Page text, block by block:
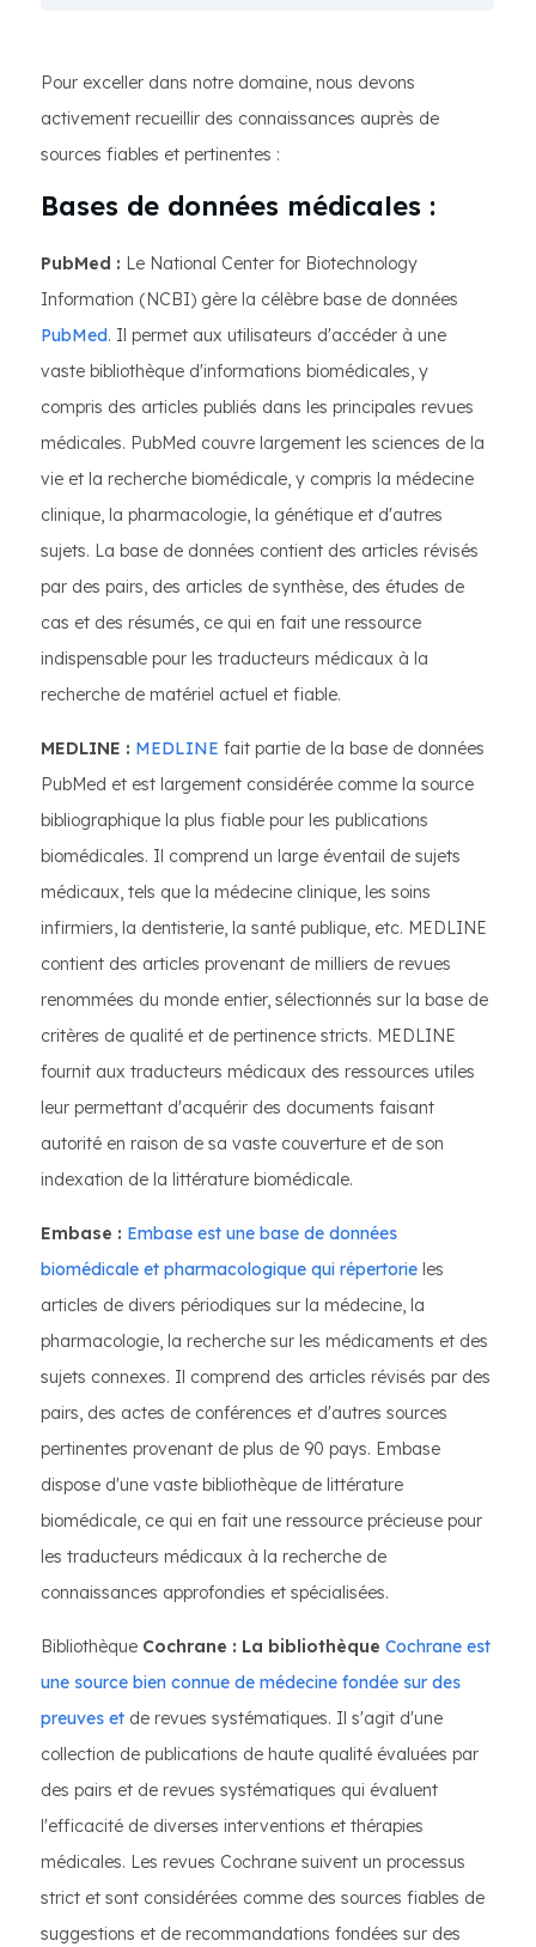
Pour exceller dans notre domaine, nous devons
activement recueillir des connaissances auprès de
sources fiables et pertinentes :
Bases de données médicales :
PubMed : Le National Center for Biotechnology
Information (NCBI) gère la célèbre base de données
PubMed. Il permet aux utilisateurs d'accéder à une
vaste bibliothèque d'informations biomédicales, y
compris des articles publiés dans les principales revues
médicales. PubMed couvre largement les sciences de la
vie et la recherche biomédicale, y compris la médecine
clinique, la pharmacologie, la génétique et d'autres
sujets. La base de données contient des articles révisés
par des pairs, des articles de synthèse, des études de
cas et des résumés, ce qui en fait une ressource
indispensable pour les traducteurs médicaux à la
recherche de matériel actuel et fiable.
MEDLINE : MEDLINE fait partie de la base de données
PubMed et est largement considérée comme la source
bibliographique la plus fiable pour les publications
biomédicales. Il comprend un large éventail de sujets
médicaux, tels que la médecine clinique, les soins
infirmiers, la dentisterie, la santé publique, etc. MEDLINE
contient des articles provenant de milliers de revues
renommées du monde entier, sélectionnés sur la base de
critères de qualité et de pertinence stricts. MEDLINE
fournit aux traducteurs médicaux des ressources utiles
leur permettant d'acquérir des documents faisant
autorité en raison de sa vaste couverture et de son
indexation de la littérature biomédicale.
Embase : Embase est une base de données
biomédicale et pharmacologique qui répertorie les
articles de divers périodiques sur la médecine, la
pharmacologie, la recherche sur les médicaments et des
sujets connexes. Il comprend des articles révisés par des
pairs, des actes de conférences et d'autres sources
pertinentes provenant de plus de 90 pays. Embase
dispose d'une vaste bibliothèque de littérature
biomédicale, ce qui en fait une ressource précieuse pour
les traducteurs médicaux à la recherche de
connaissances approfondies et spécialisées.
Bibliothèque Cochrane : La bibliothèque Cochrane est
une source bien connue de médecine fondée sur des
preuves et de revues systématiques. Il s'agit d'une
collection de publications de haute qualité évaluées par
des pairs et de revues systématiques qui évaluent
l'efficacité de diverses interventions et thérapies
médicales. Les revues Cochrane suivent un processus
strict et sont considérées comme des sources fiables de
suggestions et de recommandations fondées sur des